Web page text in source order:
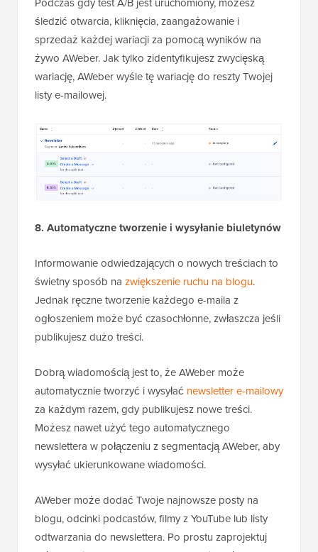
śledzić otwarcia, kliknięcia, zaangażowanie i
sprzedaż każdej wariacji za pomocą wyników na
żywo AWeber. Jak tylko zidentyfikujesz zwycięską
wariację, AWeber wyśle tę wariację do reszty Twojej
listy e-mailowej.
8. Automatyczne tworzenie i wysyłanie biuletynów
Informowanie odwiedzających o nowych treściach to
świetny sposób na zwiększenie ruchu na blogu.
Jednak ręczne tworzenie każdego e-maila z
ogłoszeniem może być czasochłonne, zwłaszcza jeśli
publikujesz dużo treści.
Dobrą wiadomością jest to, że AWeber może
automatycznie tworzyć i wysyłać newsletter e-mailowy
za każdym razem, gdy publikujesz nowe treści.
Możesz nawet użyć tego automatycznego
newslettera w połączeniu z segmentacją AWeber, aby
wysyłać ukierunkowane wiadomości.
AWeber może dodać Twoje najnowsze posty na
blogu, odcinki podcastów, filmy z YouTube lub listy
odtwarzania do newslettera. Po prostu zaprojektuj